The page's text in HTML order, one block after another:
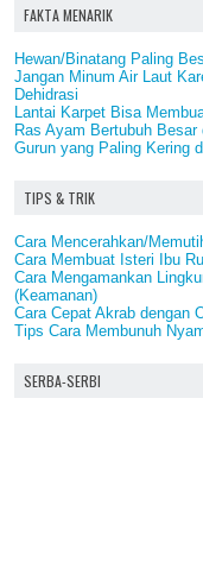
FAKTA MENARIK
Hewan/Binatang Paling
Jangan Minum Air Laut
Dehidrasi
Lantai Karpet Bisa
Ras Ayam Bertubuh
Gurun yang Paling Kering
TIPS & TRIK
Cara Mencerahkan/
Cara Membuat Isteri Ibu
Cara Mengamankan
(Keamanan)
Cara Cepat Akrab dengan
Tips Cara Membunuh
SERBA-SERBI